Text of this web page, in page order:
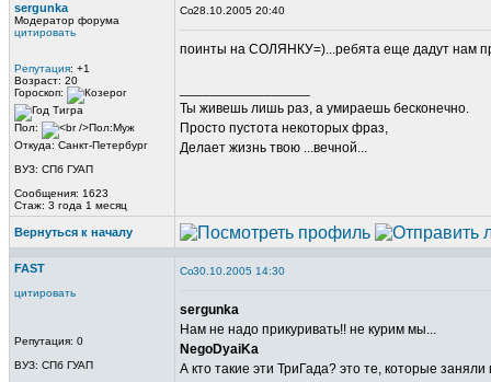
sergunka
Модератор форума
цитировать
Репутация: +1
Возраст: 20
Гороскоп:
Пол:
Откуда: Санкт-Петербург
ВУЗ: СПб ГУАП
Сообщения: 1623
Стаж: 3 года 1 месяц
28.10.2005 20:40
поинты на СОЛЯНКУ=)...ребята еще дадут нам
Ты живешь лишь раз, а умираешь бесконечно.
Просто пустота некоторых фраз,
Делает жизнь твою ...вечной...
Вернуться к началу
FAST
цитировать
Репутация: 0
ВУЗ: СПб ГУАП
30.10.2005 14:30
sergunka
Нам не надо прикуривать!! не курим мы...
NegoDyaiKa
А кто такие эти ТриГада? это те, которые